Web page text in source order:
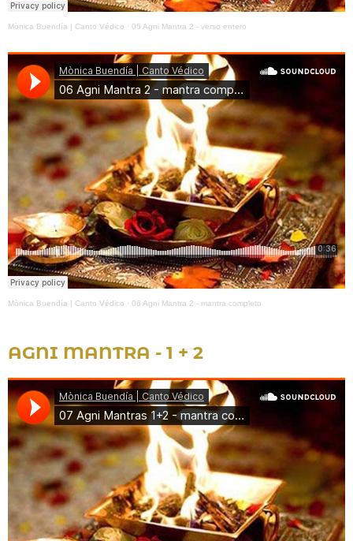
Mònica Buendía | Canto Védico · 05 Agni Mantra 2 - verso entero
Mònica Buendía | Canto Védico · 06 Agni Mantra 2 - mantra completo
AGNI MANTRA - 1 + 2